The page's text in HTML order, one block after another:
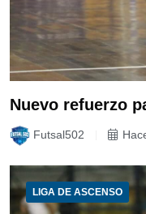
Nuevo refuerzo
Futsal502
LIGA DE ASCENSO